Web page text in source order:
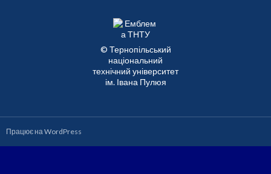
© Тернопільський
національний
технічний університет
ім. Івана Пулюя
Працює на WordPress